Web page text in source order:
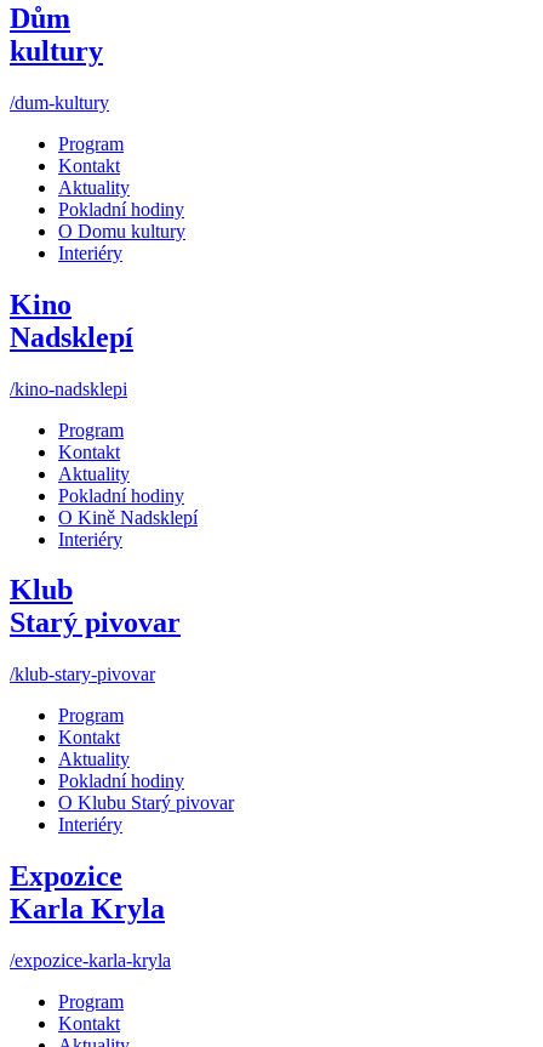
Dům
kultury
/dum-kultury
Program
Kontakt
Aktuality
Pokladní hodiny
O Domu kultury
Interiéry
Kino
Nadsklepí
/kino-nadsklepi
Program
Kontakt
Aktuality
Pokladní hodiny
O Kině Nadsklepí
Interiéry
Klub
Starý pivovar
/klub-stary-pivovar
Program
Kontakt
Aktuality
Pokladní hodiny
O Klubu Starý pivovar
Interiéry
Expozice
Karla Kryla
/expozice-karla-kryla
Program
Kontakt